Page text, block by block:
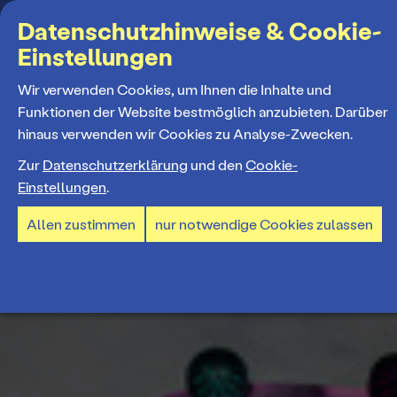
Suchbegriff
MENÜ
Programm
Spielplan
Spielzeiteröffnung
Tickets und Abos
Ticketpreise & Saalplan
Mitmachen
Datenschutzhinweise & Cookie-
Einstellungen
Wir verwenden Cookies, um Ihnen die Inhalte und
Funktionen der Website bestmöglich anzubieten. Darüber
hinaus verwenden wir Cookies zu Analyse-Zwecken.
Zur Datenschutzerklärung und den Cookie-
Einstellungen.
Allen zustimmen nur notwendige Cookies zulassen